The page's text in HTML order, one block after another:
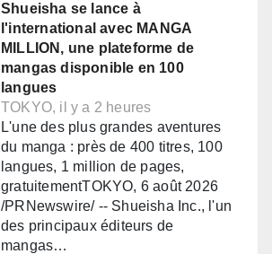
Shueisha se lance à
l'international avec MANGA
MILLION, une plateforme de
mangas disponible en 100
langues
TOKYO, il y a 2 heures
L'une des plus grandes aventures
du manga : près de 400 titres, 100
langues, 1 million de pages,
gratuitementTOKYO, 6 août 2026
/PRNewswire/ -- Shueisha Inc., l'un
des principaux éditeurs de
mangas…